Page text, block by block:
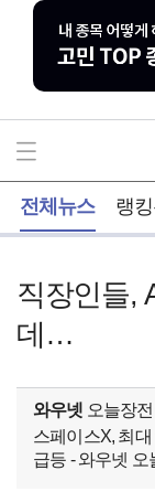
전체뉴스 랭
직장인들,
데…
와우넷 오늘장
스페이스X, 최
급등 - 와우넷 오